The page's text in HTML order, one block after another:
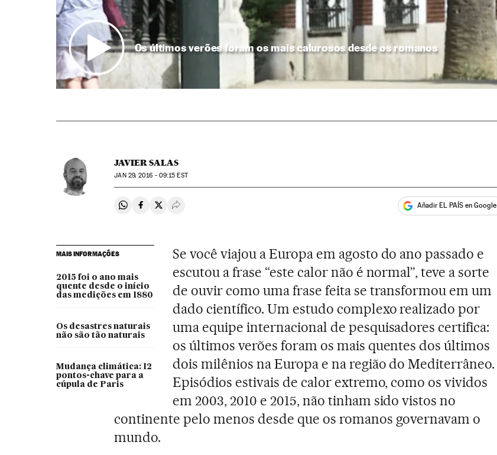
Os últimos verões foram os mais calurosos desde os romanos
JAVIER SALAS
JAN29, 2016 - 09:15 EST
Compartir en Whatsapp
Compartir en Facebook
Compartir en Twitter
Desplegar Redes Sociales Añadir EL PAÍS en Google
MAIS INFORMAÇÕES
2015 foi o ano mais
quente desde o início
das medições em 1880
Os desastres naturais
não são tão naturais
Mudança climática: 12
pontos-chave para a
cúpula de Paris
Se você viajou a Europa em agosto do ano passado e
escutou a frase “este calor não é normal”, teve a sorte
de ouvir como uma frase feita se transformou em um
dado científico. Um estudo complexo realizado por
uma equipe internacional de pesquisadores certifica:
os últimos verões foram os mais quentes dos últimos
dois milênios na Europa e na região do Mediterrâneo.
Episódios estivais de calor extremo, como os vividos
em 2003, 2010 e 2015, não tinham sido vistos no
continente pelo menos desde que os romanos governavam o
mundo.